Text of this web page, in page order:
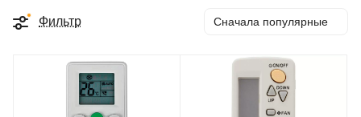
Фильтр Сначала популярные